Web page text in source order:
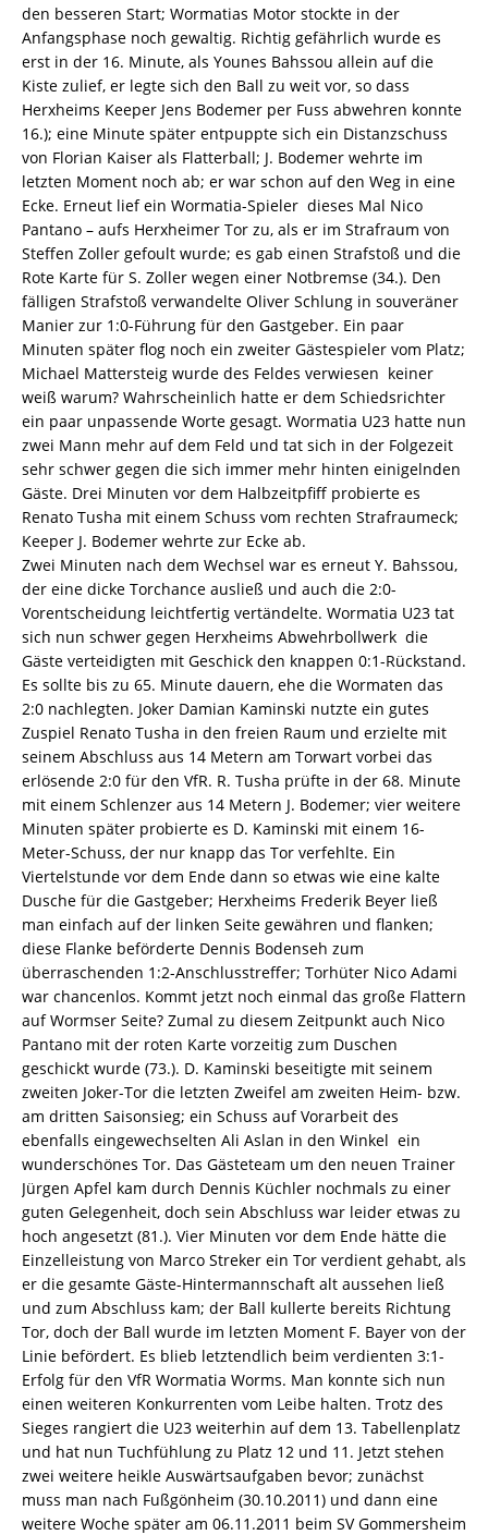
den besseren Start; Wormatias Motor stockte in der
Anfangsphase noch gewaltig. Richtig gefährlich wurde es
erst in der 16. Minute, als Younes Bahssou allein auf die
Kiste zulief, er legte sich den Ball zu weit vor, so dass
Herxheims Keeper Jens Bodemer per Fuss abwehren konnte
16.); eine Minute später entpuppte sich ein Distanzschuss
von Florian Kaiser als Flatterball; J. Bodemer wehrte im
letzten Moment noch ab; er war schon auf den Weg in eine
Ecke. Erneut lief ein Wormatia-Spieler  dieses Mal Nico
Pantano – aufs Herxheimer Tor zu, als er im Strafraum von
Steffen Zoller gefoult wurde; es gab einen Strafstoß und die
Rote Karte für S. Zoller wegen einer Notbremse (34.). Den
fälligen Strafstoß verwandelte Oliver Schlung in souveräner
Manier zur 1:0-Führung für den Gastgeber. Ein paar
Minuten später flog noch ein zweiter Gästespieler vom Platz;
Michael Mattersteig wurde des Feldes verwiesen  keiner
weiß warum? Wahrscheinlich hatte er dem Schiedsrichter
ein paar unpassende Worte gesagt. Wormatia U23 hatte nun
zwei Mann mehr auf dem Feld und tat sich in der Folgezeit
sehr schwer gegen die sich immer mehr hinten einigelnden
Gäste. Drei Minuten vor dem Halbzeitpfiff probierte es
Renato Tusha mit einem Schuss vom rechten Strafraumeck;
Keeper J. Bodemer wehrte zur Ecke ab.
Zwei Minuten nach dem Wechsel war es erneut Y. Bahssou,
der eine dicke Torchance ausließ und auch die 2:0-
Vorentscheidung leichtfertig vertändelte. Wormatia U23 tat
sich nun schwer gegen Herxheims Abwehrbollwerk  die
Gäste verteidigten mit Geschick den knappen 0:1-Rückstand.
Es sollte bis zu 65. Minute dauern, ehe die Wormaten das
2:0 nachlegten. Joker Damian Kaminski nutzte ein gutes
Zuspiel Renato Tusha in den freien Raum und erzielte mit
seinem Abschluss aus 14 Metern am Torwart vorbei das
erlösende 2:0 für den VfR. R. Tusha prüfte in der 68. Minute
mit einem Schlenzer aus 14 Metern J. Bodemer; vier weitere
Minuten später probierte es D. Kaminski mit einem 16-
Meter-Schuss, der nur knapp das Tor verfehlte. Ein
Viertelstunde vor dem Ende dann so etwas wie eine kalte
Dusche für die Gastgeber; Herxheims Frederik Beyer ließ
man einfach auf der linken Seite gewähren und flanken;
diese Flanke beförderte Dennis Bodenseh zum
überraschenden 1:2-Anschlusstreffer; Torhüter Nico Adami
war chancenlos. Kommt jetzt noch einmal das große Flattern
auf Wormser Seite? Zumal zu diesem Zeitpunkt auch Nico
Pantano mit der roten Karte vorzeitig zum Duschen
geschickt wurde (73.). D. Kaminski beseitigte mit seinem
zweiten Joker-Tor die letzten Zweifel am zweiten Heim- bzw.
am dritten Saisonsieg; ein Schuss auf Vorarbeit des
ebenfalls eingewechselten Ali Aslan in den Winkel  ein
wunderschönes Tor. Das Gästeteam um den neuen Trainer
Jürgen Apfel kam durch Dennis Küchler nochmals zu einer
guten Gelegenheit, doch sein Abschluss war leider etwas zu
hoch angesetzt (81.). Vier Minuten vor dem Ende hätte die
Einzelleistung von Marco Streker ein Tor verdient gehabt, als
er die gesamte Gäste-Hintermannschaft alt aussehen ließ
und zum Abschluss kam; der Ball kullerte bereits Richtung
Tor, doch der Ball wurde im letzten Moment F. Bayer von der
Linie befördert. Es blieb letztendlich beim verdienten 3:1-
Erfolg für den VfR Wormatia Worms. Man konnte sich nun
einen weiteren Konkurrenten vom Leibe halten. Trotz des
Sieges rangiert die U23 weiterhin auf dem 13. Tabellenplatz
und hat nun Tuchfühlung zu Platz 12 und 11. Jetzt stehen
zwei weitere heikle Auswärtsaufgaben bevor; zunächst
muss man nach Fußgönheim (30.10.2011) und dann eine
weitere Woche später am 06.11.2011 beim SV Gommersheim